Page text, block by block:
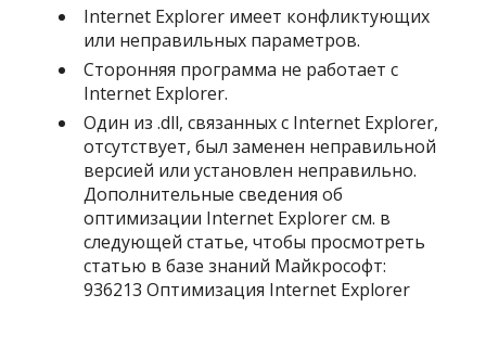
Internet Explorer имеет конфликтующих
или неправильных параметров.
Сторонняя программа не работает с
Internet Explorer.
Один из .dll, связанных с Internet Explorer,
отсутствует, был заменен неправильной
версией или установлен неправильно.
Дополнительные сведения об
оптимизации Internet Explorer см. в
следующей статье, чтобы просмотреть
статью в базе знаний Майкрософт:
936213 Оптимизация Internet Explorer